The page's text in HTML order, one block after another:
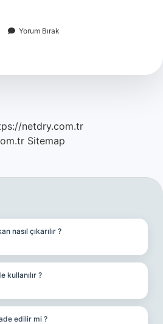
Yorum Bırak
netdry.com.tr
Sitemap
nasıl çıkarılır ?
kullanılır ?
edilir mi ?